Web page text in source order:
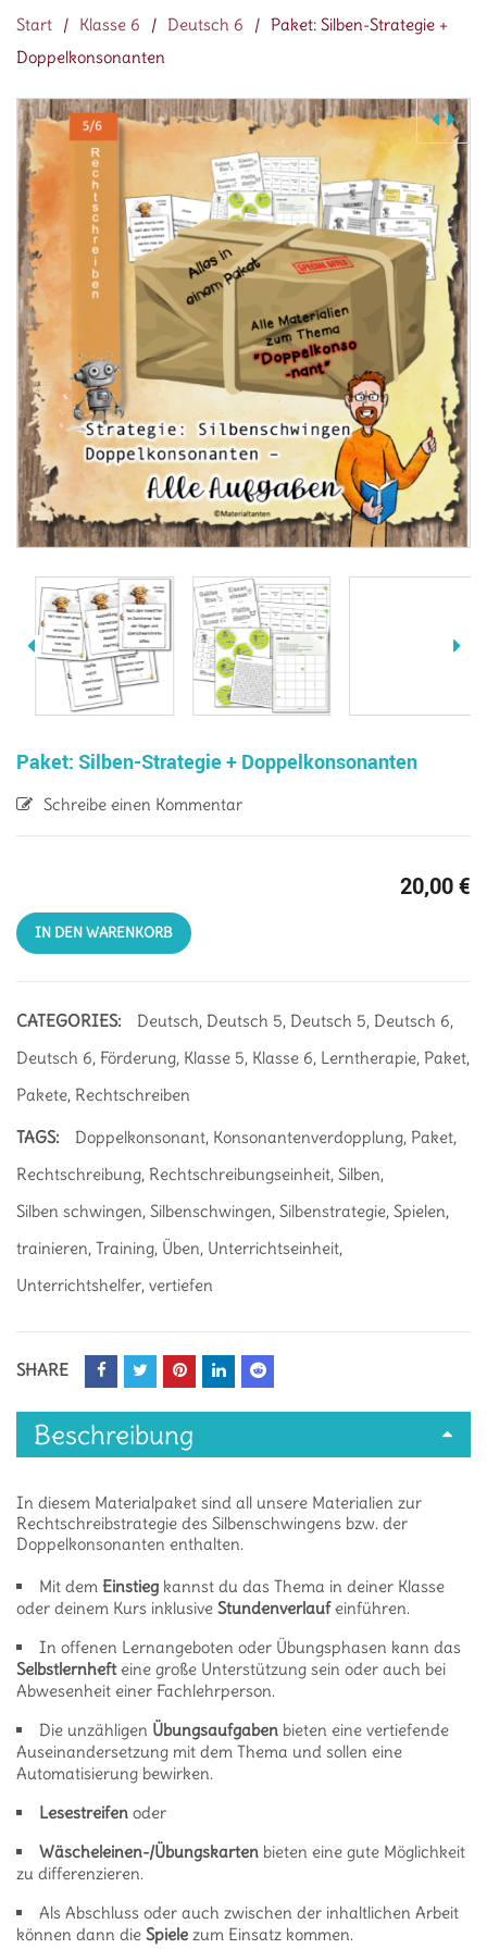
Start / Klasse 6 / Deutsch 6 / Paket: Silben-Strategie +
Doppelkonsonanten
Paket: Silben-Strategie + Doppelkonsonanten
Schreibe einen Kommentar
20,00€
IN DEN WARENKORB
CATEGORIES: Deutsch, Deutsch 5, Deutsch 5, Deutsch 6,
Deutsch 6, Förderung, Klasse 5, Klasse 6, Lerntherapie, Paket,
Pakete, Rechtschreiben
TAGS: Doppelkonsonant, Konsonantenverdopplung, Paket,
Rechtschreibung, Rechtschreibungseinheit, Silben,
Silben schwingen, Silbenschwingen, Silbenstrategie, Spielen,
trainieren, Training, Üben, Unterrichtseinheit,
Unterrichtshelfer, vertiefen
SHARE
Beschreibung
In diesem Materialpaket sind all unsere Materialien zur
Rechtschreibstrategie des Silbenschwingens bzw. der
Doppelkonsonanten enthalten.
Mit dem Einstieg kannst du das Thema in deiner Klasse
oder deinem Kurs inklusive Stundenverlaufeinführen.
In offenen Lernangeboten oder Übungsphasen kann das
Selbstlernhefteine große Unterstützung sein oder auch bei
Abwesenheit einer Fachlehrperson.
Die unzähligen Übungsaufgaben bieten eine vertiefende
Auseinandersetzung mit dem Thema und sollen eine
Automatisierung bewirken.
Lesestreifen oder
Wäscheleinen-/Übungskarten bieten eine gute Möglichkeit
zu differenzieren.
Als Abschluss oder auch zwischen der inhaltlichen Arbeit
können dann die Spiele zum Einsatz kommen.